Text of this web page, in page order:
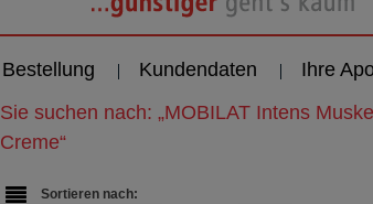
Bestellung Kundendaten Ihre
Sie suchen nach: „MOBILAT Intens
Creme“
Sortieren nach: